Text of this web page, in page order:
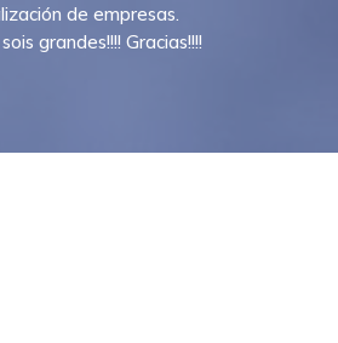
de empresas.
grandes!!!! Gracias!!!!